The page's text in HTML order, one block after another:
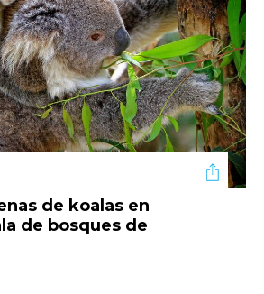
de koalas en
de bosques de